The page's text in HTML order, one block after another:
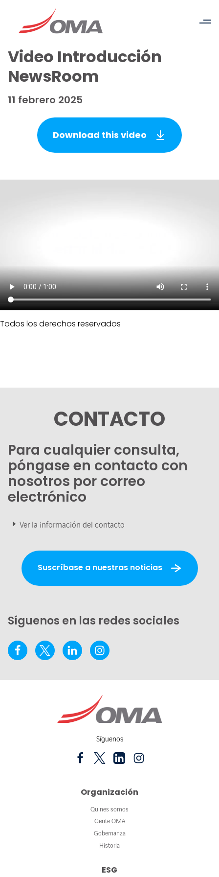
Video Introducción
NewsRoom
11 febrero 2025
Download this video
Todos los derechos reservados
CONTACTO
Para cualquier consulta,
póngase en contacto con
nosotros por correo
electrónico
Ver la información del contacto
Suscríbase a nuestras noticias
Síguenos en las redes sociales
Síguenos
Organización
Quines somos
Gente OMA
Gobernanza
Historia
ESG